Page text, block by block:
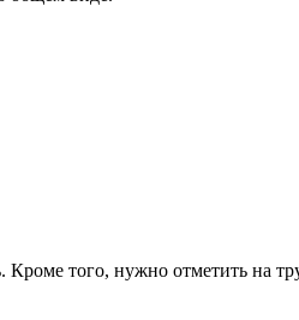
Кроме того, нужно отметить на